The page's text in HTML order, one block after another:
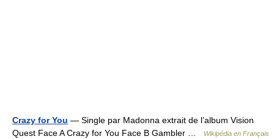
Crazy for You — Single par Madonna extrait de l’album Vision
Quest Face A Crazy for You Face B Gambler …
Wikipédia en Français